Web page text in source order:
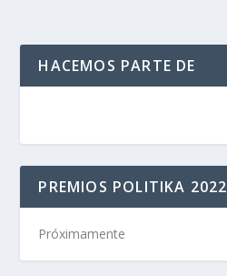
HACEMOS PARTE DE
PREMIOS POLITIKA 2022
Próximamente